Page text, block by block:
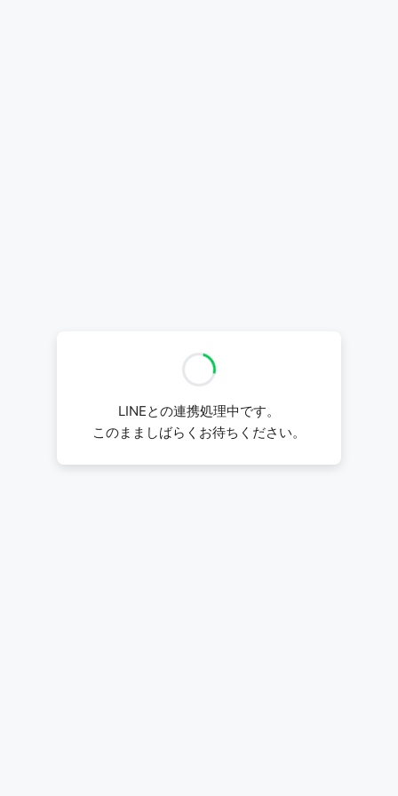
LINEとの連携処理中です。
このまましばらくお待ちください。